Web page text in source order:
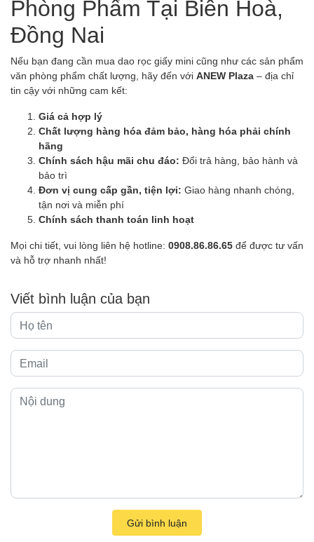
Phòng Phẩm Tại Biên Hoà,
Đồng Nai
Nếu bạn đang cần mua dao rọc giấy mini cũng như các sản phẩm
văn phòng phẩm chất lượng, hãy đến với ANEW Plaza – địa chỉ
tin cậy với những cam kết:
Giá cả hợp lý
Chất lượng hàng hóa đảm bảo, hàng hóa phải chính
hãng
Chính sách hậu mãi chu đáo: Đổi trả hàng, bảo hành và
bảo trì
Đơn vị cung cấp gần, tiện lợi: Giao hàng nhanh chóng,
tận nơi và miễn phí
Chính sách thanh toán linh hoạt
Mọi chi tiết, vui lòng liên hệ hotline: 0908.86.86.65 để được tư vấn
và hỗ trợ nhanh nhất!
Viết bình luận của bạn
Gửi bình luận